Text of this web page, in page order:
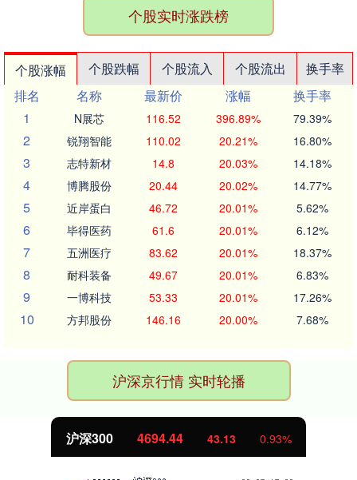
个股实时涨跌榜
个股涨幅 个股跌幅 个股流入 个股流出
换手率
排名
名称 最新价 涨幅
换手率
1
N展芯 116.52 396.89% 79.39%
2 锐翔智能 110.02 20.21% 16.80%
3 志特新材 14.8 20.03% 14.18%
4 博腾股份 20.44 20.02% 14.77%
5 近岸蛋白 46.72 20.01% 5.62%
6 毕得医药 61.6 20.01% 6.12%
7 五洲医疗 83.62 20.01% 18.37%
8 耐科装备 49.67 20.01% 6.83%
9 一博科技 53.33 20.01% 17.26%
10 方邦股份 146.16 20.00% 7.68%
沪深京行情 实时轮播
北证50 1134.24 11.37 1.01%